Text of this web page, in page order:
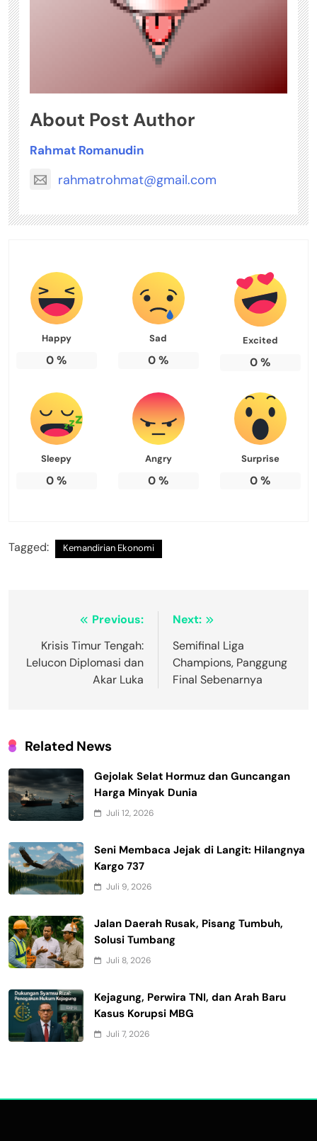
About Post Author
Rahmat Romanudin
rahmatrohmat@gmail.com
Happy
0%
Sad
0%
Excited
0%
Sleepy
0%
Angry
0%
Surprise
0%
Tagged: Kemandirian Ekonomi
Navigasi
pos
Previous:
Krisis Timur Tengah:
Lelucon Diplomasi dan
Akar Luka
Next:
Semifinal Liga
Champions, Panggung
Final Sebenarnya
Related News
Gejolak Selat Hormuz dan Guncangan
Harga Minyak Dunia
Juli 12, 2026
Seni Membaca Jejak di Langit: Hilangnya
Kargo 737
Juli 9, 2026
Jalan Daerah Rusak, Pisang Tumbuh,
Solusi Tumbang
Juli 8, 2026
Kejagung, Perwira TNI, dan Arah Baru
Kasus Korupsi MBG
Juli 7, 2026